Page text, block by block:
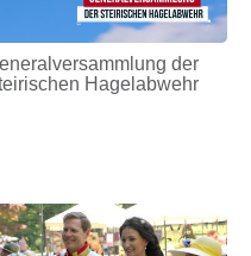
der
Hagelabwehr